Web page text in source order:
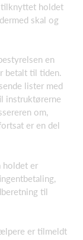
tilknyttet holdet
skal og
en
betalt til tiden.
lister med
instruktørerne
om,
er en del
holdet er
til
er tilmeldt